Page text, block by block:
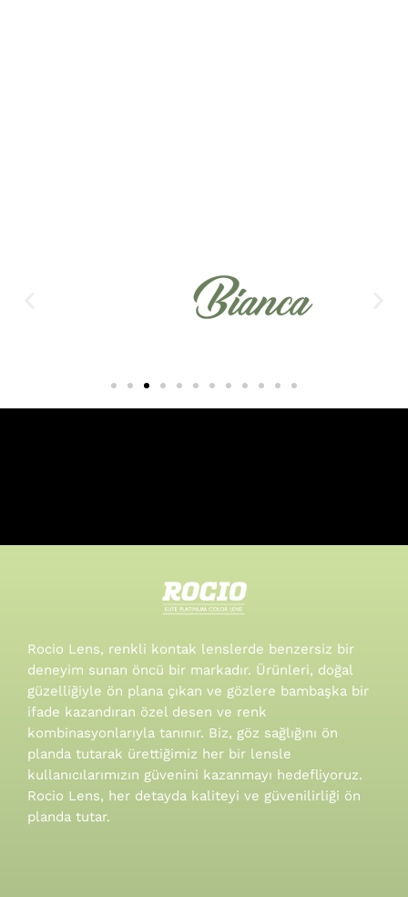
Rocio Lens, renkli kontak lenslerde benzersiz bir
deneyim sunan öncü bir markadır. Ürünleri, doğal
güzelliğiyle ön plana çıkan ve gözlere bambaşka bir
ifade kazandıran özel desen ve renk
kombinasyonlarıyla tanınır. Biz, göz sağlığını ön
planda tutarak ürettiğimiz her bir lensle
kullanıcılarımızın güvenini kazanmayı hedefliyoruz.
Rocio Lens, her detayda kaliteyi ve güvenilirliği ön
planda tutar.